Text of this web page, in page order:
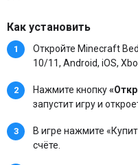
Как установить
Откройте Minecraft
10/11, Android, iOS,
Нажмите кнопку
запустит игру и
В игре нажмите
счёте.